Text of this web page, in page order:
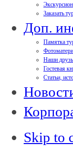
Заказать
Доп.
Памятка
Наши
Гостевая
Статьи,
Skip to